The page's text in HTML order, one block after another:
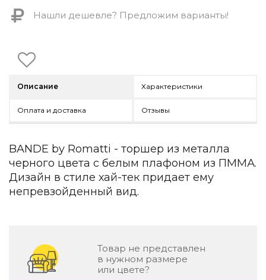
Производство архитектурного и декоративного
По типу
Стулья
Мягкая мебель
Полки и стеллажи
Консоли
Мебель по назначению
Мебель для HoReCa
Мебель для ванной
Офисная мебель
Детская мебель
Нашли дешевле? Предложим варианты!
Описание Характеристики
Оплата и доставка Отзывы
BANDE by Romatti - торшер из металла
черного цвета с белым плафоном из ПММА.
Дизайн в стиле хай-тек придает ему
непревзойденный вид.
Товар не представлен
в нужном размере
или цвете?